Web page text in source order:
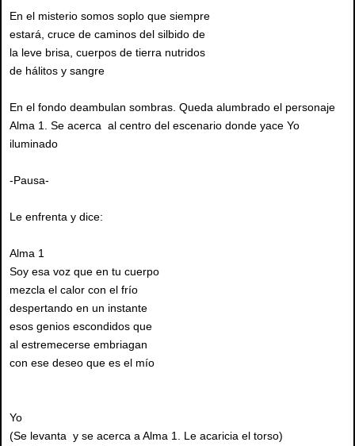
En el misterio somos soplo que siempre
estará, cruce de caminos del silbido de
la leve brisa, cuerpos de tierra nutridos
de hálitos y sangre
En el fondo deambulan sombras. Queda alumbrado el personaje
Alma 1. Se acerca al centro del escenario donde yace Yo
iluminado
-Pausa-
Le enfrenta y dice:
Alma 1
Soy esa voz que en tu cuerpo
mezcla el calor con el frío
despertando en un instante
esos genios escondidos que
al estremecerse embriagan
con ese deseo que es el mío
Yo
(Se levanta y se acerca a Alma 1. Le acaricia el torso)